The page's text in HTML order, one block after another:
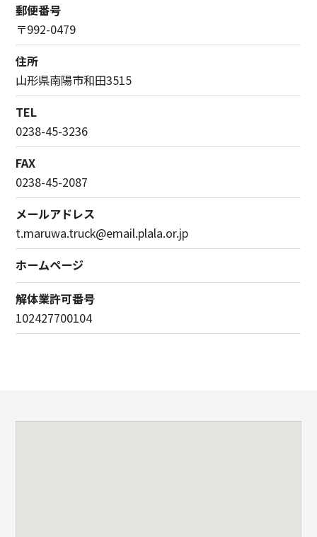
郵便番号
〒992-0479
住所
山形県南陽市和田3515
TEL
0238-45-3236
FAX
0238-45-2087
メールアドレス
t.maruwa.truck@email.plala.or.jp
ホームページ
解体業許可番号
102427700104